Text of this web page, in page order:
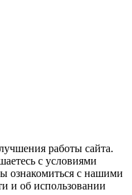
работы сайта.
с условиями
ознакомиться с нашими
и об использовании